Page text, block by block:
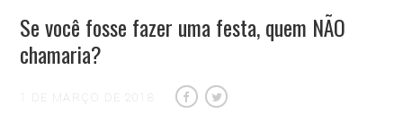
Se você fosse fazer uma festa, quem NÃO
chamaria?
1 DE MARÇO DE 2018